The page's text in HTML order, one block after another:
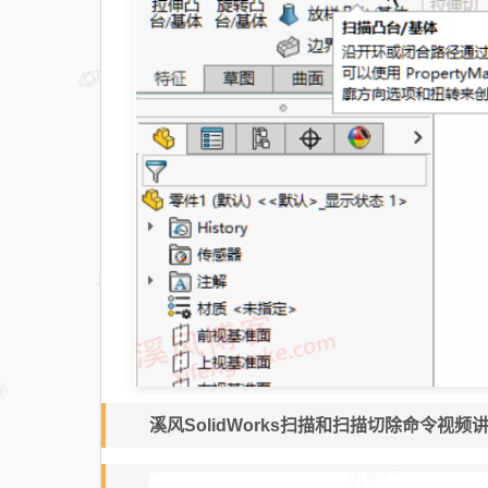
溪风SolidWorks扫描和扫描切除命令视频